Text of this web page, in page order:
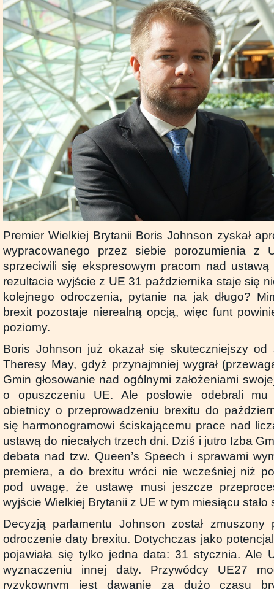
Premier Wielkiej Brytanii Boris Johnson zyskał
wypracowanego przez siebie porozumienia z
sprzeciwili się ekspresowym pracom nad
rezultacie wyjście z UE 31 października staje się
kolejnego odroczenia, pytanie na jak długo?
brexit pozostaje nierealną opcją, więc funt
poziomy.
Boris Johnson już okazał się skuteczniejszy od
Theresy May, gdyż przynajmniej wygrał
Gmin głosowanie nad ogólnymi założeniami
o opuszczeniu UE. Ale posłowie odebrali mu
obietnicy o przeprowadzeniu brexitu do
się harmonogramowi ściskającemu prace nad
ustawą do niecałych trzech dni. Dziś i jutro Izba
debata nad tzw. Queen’s Speech i sprawami
premiera, a do brexitu wróci nie wcześniej niż
pod uwagę, że ustawę musi jeszcze
wyjście Wielkiej Brytanii z UE w tym miesiącu stało
Decyzją parlamentu Johnson został
odroczenie daty brexitu. Dotychczas jako
pojawiała się tylko jedna data: 31 stycznia. Ale
wyznaczeniu innej daty. Przywódcy UE27
ryzykownym jest dawanie za dużo czasu